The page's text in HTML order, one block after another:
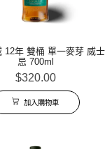
12年 雙桶 單一麥芽 威士
忌 700ml
$320.00
加入購物車